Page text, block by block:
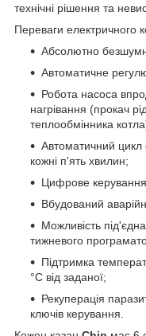
технічні рішення та
Переваги електричного
Абсолютно
Автоматичне
Робота насоса
нагрівання (прокач
теплообмінника
Автоматичний цикл
кожні п'ять хвилин;
Цифрове
Вбудований
Можливість
тижневого
Підтримка
°C від заданої;
Рекуперація
ключів керування.